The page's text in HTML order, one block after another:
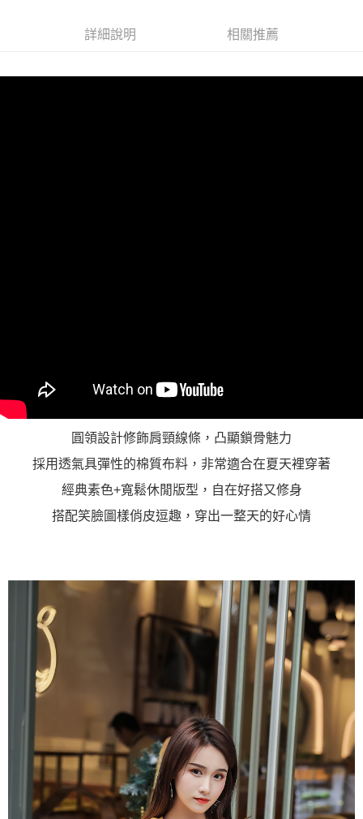
詳細說明 相關推薦
圓領設計修飾肩頸線條，凸顯鎖骨魅力
採用透氣具彈性的棉質布料，非常適合在夏天裡穿著
經典素色+寬鬆休閒版型，自在好搭又修身
搭配笑臉圖樣俏皮逗趣，穿出一整天的好心情